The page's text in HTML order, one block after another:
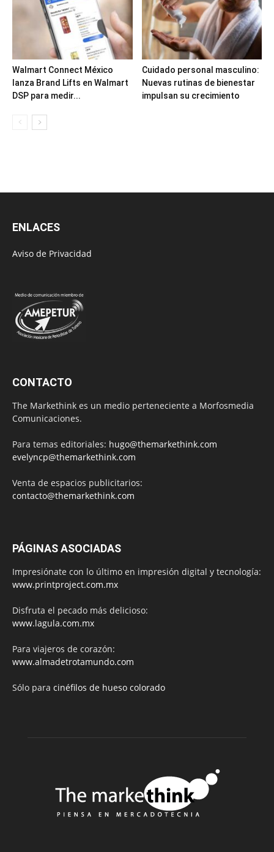
Walmart Connect México
lanza Brand Lifts en Walmart
DSP para medir...
Cuidado personal masculino:
Nuevas rutinas de bienestar
impulsan su crecimiento
ENLACES
Aviso de Privacidad
CONTACTO
The Markethink es un medio perteneciente a Morfosmedia
Comunicaciones.
Para temas editoriales: hugo@themarkethink.com
evelyncp@themarkethink.com
Venta de espacios publicitarios:
contacto@themarkethink.com
PÁGINAS ASOCIADAS
Impresiónate con lo último en impresión digital y tecnología:
www.printproject.com.mx
Disfruta el pecado más delicioso:
www.lagula.com.mx
Para viajeros de corazón:
www.almadetrotamundo.com
Sólo para cinéfilos de hueso colorado